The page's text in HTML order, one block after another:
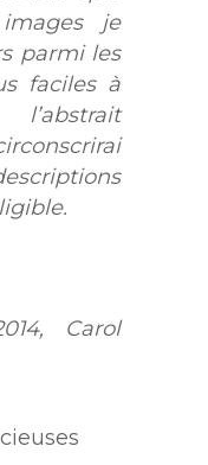
je
parmi les
faciles à
Carol